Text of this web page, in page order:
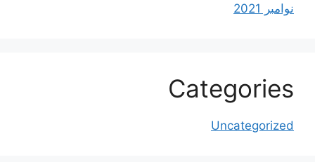
نوامبر 2021
Categories
Uncategorized